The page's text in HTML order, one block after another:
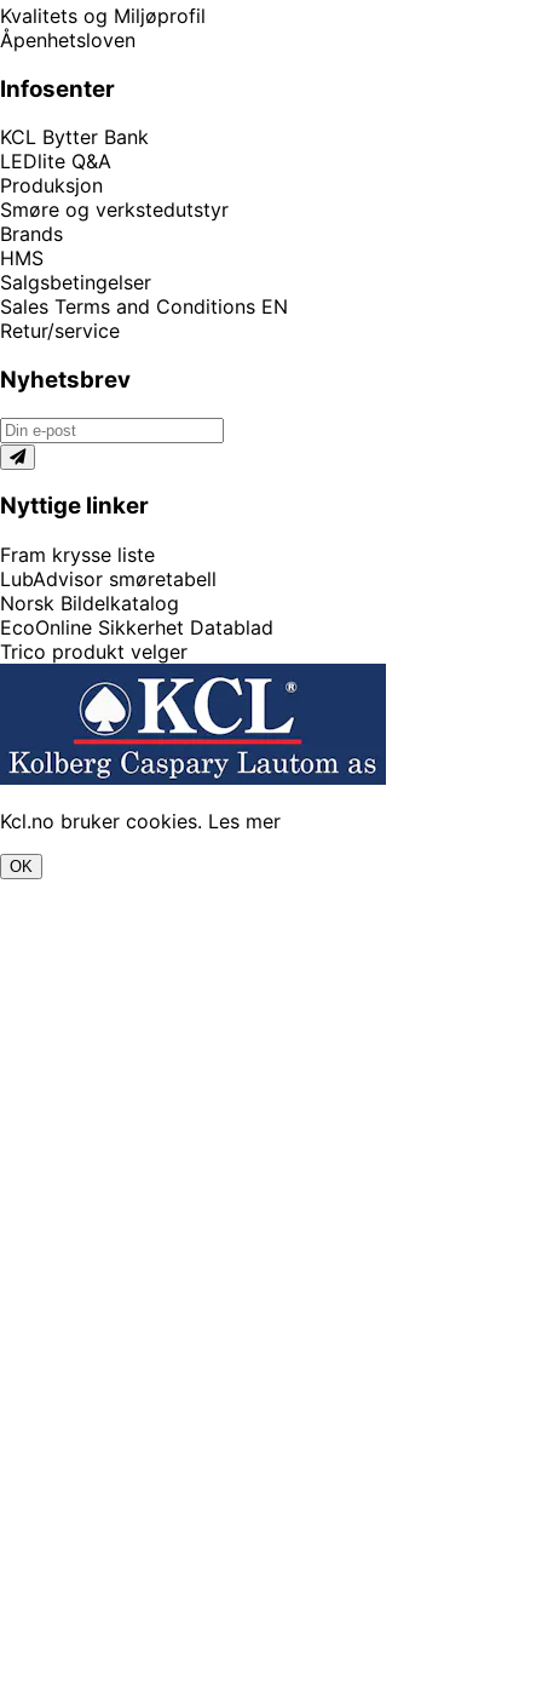
Kvalitets og Miljøprofil
Åpenhetsloven
Infosenter
KCL Bytter Bank
LEDlite Q&A
Produksjon
Smøre og verkstedutstyr
Brands
HMS
Salgsbetingelser
Sales Terms and Conditions EN
Retur/service
Nyhetsbrev
Nyttige linker
Fram krysse liste
LubAdvisor smøretabell
Norsk Bildelkatalog
EcoOnline Sikkerhet Datablad
Trico produkt velger
Kcl.no bruker cookies. Les mer
OK